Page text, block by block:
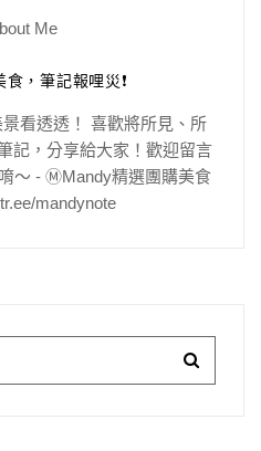
，筆記報哩災❗️
看透透！ 喜歡將所見、所
記，分享給大家！歡迎留言
～ - Ⓜ️Mandy精選團購美食
mandynote